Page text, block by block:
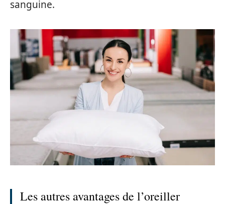
sanguine.
Les autres avantages de l’oreiller